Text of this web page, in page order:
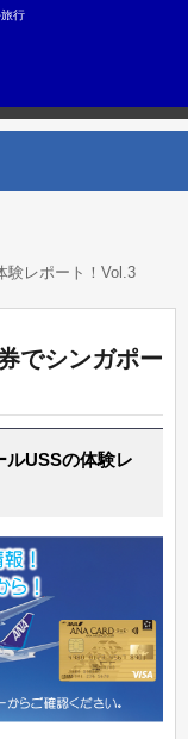
行
験レポート！Vol.3
でシンガポー
ルUSSの体験レ